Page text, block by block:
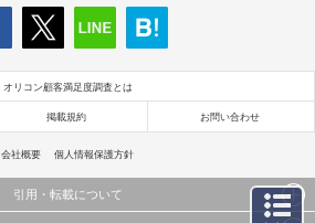
オリコン顧客満足度調査とは
掲載規約 お問い合わせ
会社概要 個人情報保護方針
引用・転載について